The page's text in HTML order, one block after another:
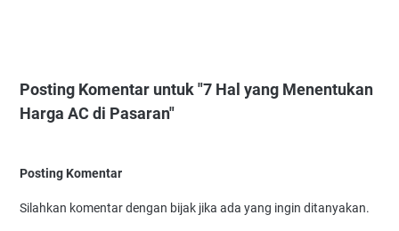
Posting Komentar untuk "7 Hal yang Menentukan
Harga AC di Pasaran"
Posting Komentar
Silahkan komentar dengan bijak jika ada yang ingin ditanyakan.